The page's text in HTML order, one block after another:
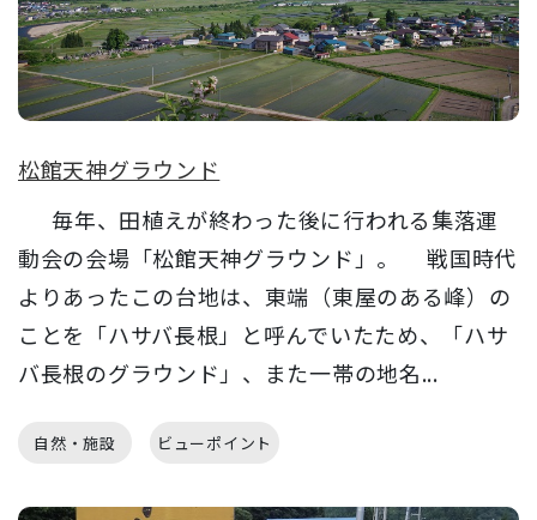
松館天神グラウンド
毎年、田植えが終わった後に行われる集落運
動会の会場「松館天神グラウンド」。 戦国時代
よりあったこの台地は、東端（東屋のある峰）の
ことを「ハサバ長根」と呼んでいたため、「ハサ
バ長根のグラウンド」、また一帯の地名...
自然・施設 ビューポイント